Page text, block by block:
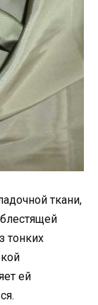
ткани,
тонких
ей